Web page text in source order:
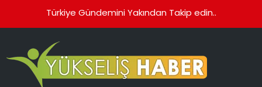
Türkiye Gündemini Yakından Takip edin..